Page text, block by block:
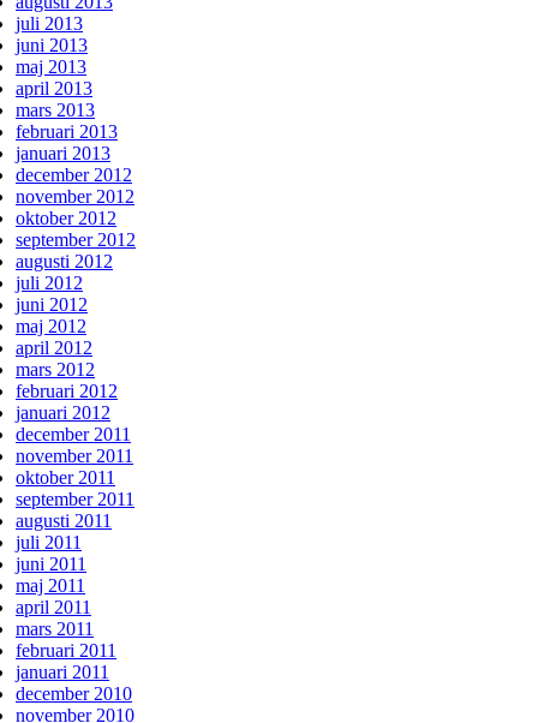
juli 2013
juni 2013
maj 2013
april 2013
mars 2013
februari 2013
januari 2013
december 2012
november 2012
oktober 2012
september 2012
augusti 2012
juli 2012
juni 2012
maj 2012
april 2012
mars 2012
februari 2012
januari 2012
december 2011
november 2011
oktober 2011
september 2011
augusti 2011
juli 2011
juni 2011
maj 2011
april 2011
mars 2011
februari 2011
januari 2011
december 2010
november 2010